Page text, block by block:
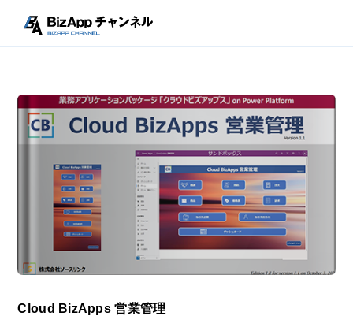
Cloud BizApps 営業管理